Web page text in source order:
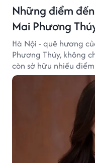
Những điểm
Mai Phương
Hà Nội - quê hương
Phương Thúy, không
còn sở hữu nhiều
thể cảm nhận trọn
sống hiện đại của Thủ